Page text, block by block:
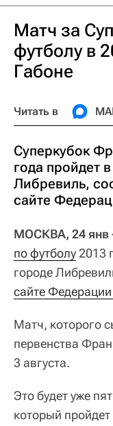
Матч за
футболу в
Габоне
Читать в
Суперкубок
года пройдет
Либревиль,
сайте
МОСКВА, 24 янв
по футболу 2013
городе
сайте
Матч, которого
первенства
3 августа.
Это будет уже
который